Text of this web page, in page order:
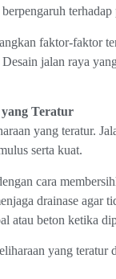
terhadap
faktor-faktor
jalan raya
Teratur
yang teratur.
serta kuat.
cara
drainase agar
atau beton ketika
yang